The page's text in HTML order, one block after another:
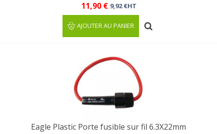
11,90 € 9,92 €HT
AJOUTER AU PANIER
Eagle Plastic Porte fusible sur fil 6.3X22mm